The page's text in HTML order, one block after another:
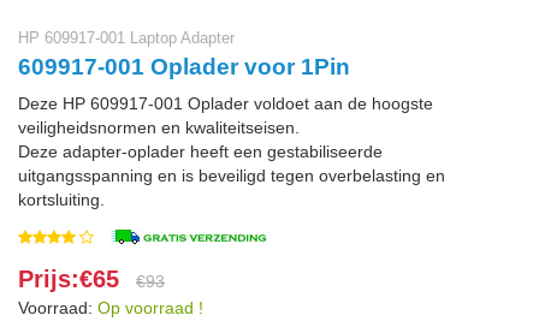
HP 609917-001 Laptop Adapter
609917-001 Oplader voor 1Pin
Deze HP 609917-001 Oplader voldoet aan de hoogste
veiligheidsnormen en kwaliteitseisen.
Deze adapter-oplader heeft een gestabiliseerde
uitgangsspanning en is beveiligd tegen overbelasting en
kortsluiting.
Prijs:€65
€93
Voorraad: Op voorraad !